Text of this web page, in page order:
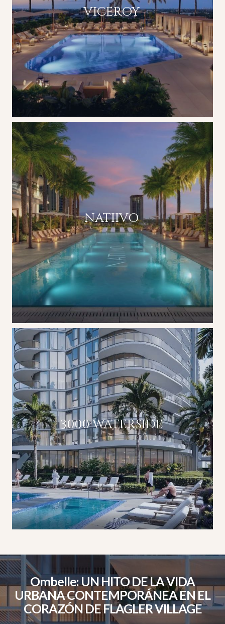
VICEROY
NATIIVO
3000 WATERSIDE
Ombelle: UN HITO DE LA VIDA
URBANA CONTEMPORÁNEA EN EL
CORAZÓN DE FLAGLER VILLAGE